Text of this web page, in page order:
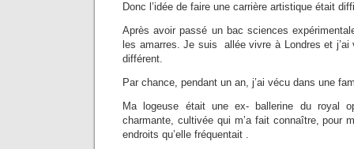
Donc l’idée de faire une carrière artistique était
Après avoir passé un bac sciences
les amarres. Je suis allée vivre à Londres et
différent.
Par chance, pendant un an, j’ai vécu dans une
Ma logeuse était une ex- ballerine du royal
charmante, cultivée qui m’a fait connaître, pour
endroits qu’elle fréquentait .